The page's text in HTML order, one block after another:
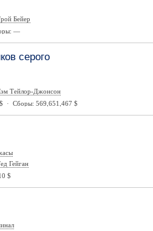
Бейер
—
серого
Тейлор-Джонсон
· Сборы: 569,651,467 $
Гейган
$